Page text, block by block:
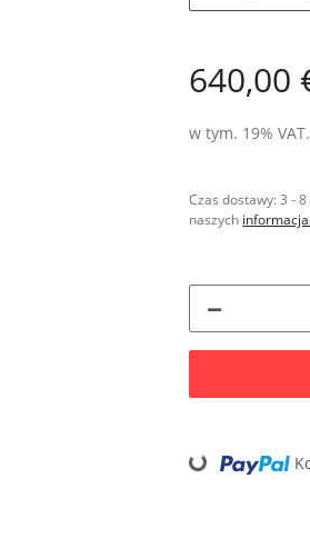
640,00
w tym. 19%
Czas dostawy:3 -
naszych
Loading...